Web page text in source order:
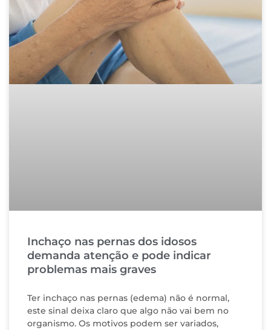
Inchaço nas pernas dos idosos
demanda atenção e pode indicar
problemas mais graves
Ter inchaço nas pernas (edema) não é normal,
este sinal deixa claro que algo não vai bem no
organismo. Os motivos podem ser variados,